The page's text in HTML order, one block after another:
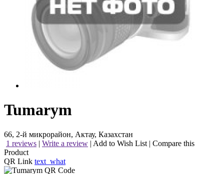
Tumarym
66, 2-й микрорайон, Актау, Казахстан
1 reviews | Write a review | Add to Wish List | Compare this
Product
QR Link text_what